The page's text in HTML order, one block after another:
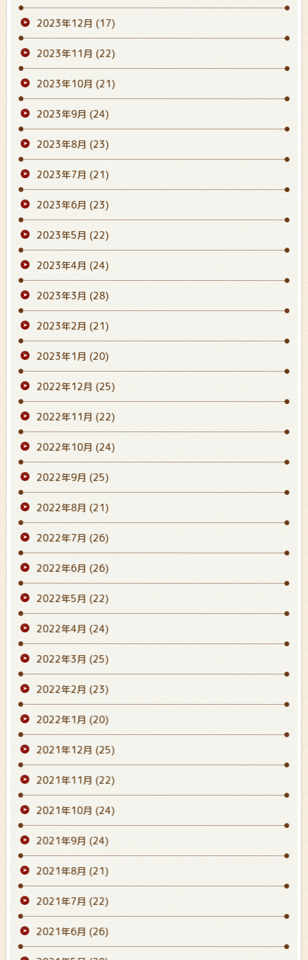
2023年12月 (17)
2023年11月 (22)
2023年10月 (21)
2023年9月 (24)
2023年8月 (23)
2023年7月 (21)
2023年6月 (23)
2023年5月 (22)
2023年4月 (24)
2023年3月 (28)
2023年2月 (21)
2023年1月 (20)
2022年12月 (25)
2022年11月 (22)
2022年10月 (24)
2022年9月 (25)
2022年8月 (21)
2022年7月 (26)
2022年6月 (26)
2022年5月 (22)
2022年4月 (24)
2022年3月 (25)
2022年2月 (23)
2022年1月 (20)
2021年12月 (25)
2021年11月 (22)
2021年10月 (24)
2021年9月 (24)
2021年8月 (21)
2021年7月 (22)
2021年6月 (26)